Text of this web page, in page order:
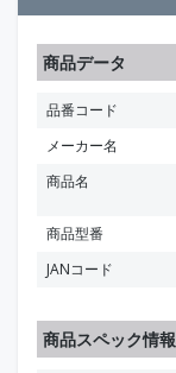
商品データ
品番コード
メーカー名
商品名
商品型番
JANコード
商品スペック情報